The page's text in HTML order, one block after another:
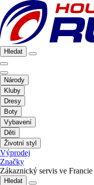
Hledat
Národy
Kluby
Dresy
Boty
Vybavení
Děti
Životní styl
Výprodej
Značky
Zákaznický servis ve Francie
Hledat